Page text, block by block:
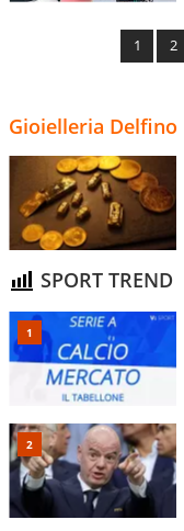
1 2
Gioielleria Delfino
SPORT TREND